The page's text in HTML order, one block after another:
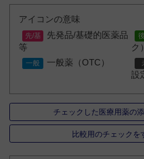
アイコンの意味
先発品/基礎的医薬品
等
ク）
一般薬（OTC）
設
チェックした医療用薬の
比較用のチェックを